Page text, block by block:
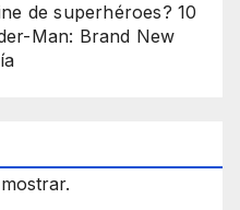
de superhéroes? 10
Man: Brand New